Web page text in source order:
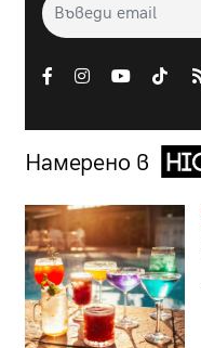
Намерено в